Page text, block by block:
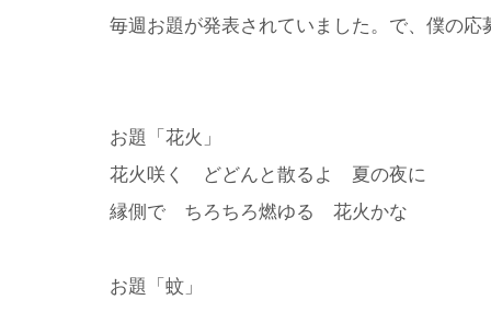
毎週お題が発表されていました。で、僕の応
お題「花火」
花火咲く どどんと散るよ 夏の夜に
縁側で ちろちろ燃ゆる 花火かな
お題「蚊」